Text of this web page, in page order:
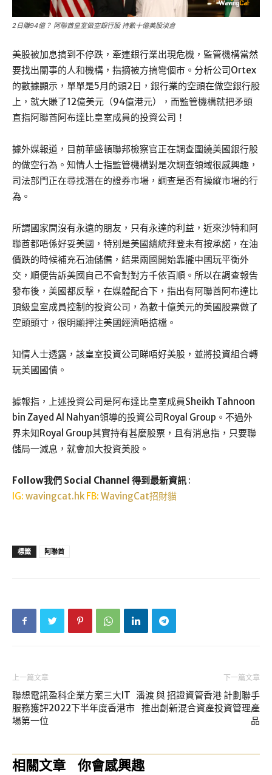
2日賺94億？ 阿聯酋皇室做空銀行股 持數十億美股淡倉
美股被加息搞到不停跌，牽連銀行業出現危機，監管機構當然
要找出關事的人和機構，指摘被方搞彎個市。分析公司Ortex
的數據顯示，單單是5月的頭2日，銀行業的空頭在做空銀行股
上，就大賺了12億美元（94億港元），而監管機構就把矛頭
直指阿聯酋阿布達比皇室成員的投資公司！
據外媒報道，目前華盛頓聯邦檢察官正在調查圍繞美國銀行股
的做空行為。知情人士指監管機構對是次調查領域很感興趣，
司法部門正在尋找潛在的證券市場，調查是否有操縱市場的行
為。
所謂國家間沒有永遠的朋友，只有永達的利益，近來沙特和阿
聯酋都唔係好妥美國，特別是美國總統拜登未有按承諾，在油
價跌的時候補充石油儲備，結果兩國開始靠攏中國玩平衡外
交，順便告訴美國自己不會對對方千依百順。所以在調查報告
發布後，美國都反擊，在媒體配合下，指出有阿聯酋阿布達比
頂級皇室成員控制的投資公司，為數十億美元的美國股票做了
空頭頭寸，很明顯押注美國經濟唔掂檔。
知情人士透露，該皇室投資公司睇唔好美股，並將投資組合轉
玩美國國債。
據報指，上述投資公司是阿布達比皇室成員Sheikh Tahnoon
bin Zayed Al Nahyan領導的投資公司Royal Group。不過外
界未知Royal Group其實持有甚麼股票，且有消息指，只要聯
儲局一減息，就會加大投資美股。
Follow我們 Social Channel 得到最新資訊 :
IG: wavingcat.hk FB: WavingCat招財貓
標籤 阿聯酋
上一篇文章
聯想電訊盈科企業方案三大IT
服務獲評2022下半年度香港市
場第一位
下一篇文章
潘渡 與 招證資管香港 計劃聯手
推出創新混合資產投資管理產
品
相關文章 你會感興趣